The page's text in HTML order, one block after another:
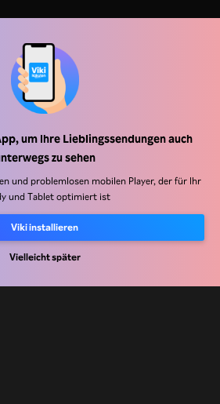
um Ihre Lieblingssendungen auch
zu sehen
und problemlosen mobilen Player, der für Ihr
und Tablet optimiert ist
Viki installieren
Vielleicht später